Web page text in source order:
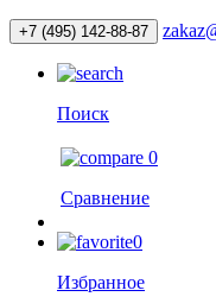
+7 (495) 142-88-87
Поиск
0
Сравнение
0
Избранное